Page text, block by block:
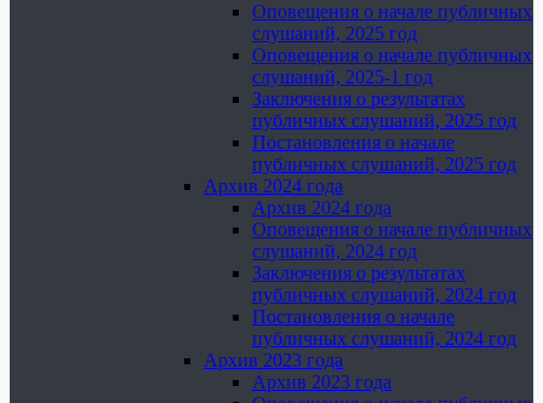
Оповещения о начале публичных
слушаний, 2025 год
Оповещения о начале публичных
слушаний, 2025-1 год
Заключения о результатах
публичных слушаний, 2025 год
Постановления о начале
публичных слушаний, 2025 год
Архив 2024 года
Архив 2024 года
Оповещения о начале публичных
слушаний, 2024 год
Заключения о результатах
публичных слушаний, 2024 год
Постановления о начале
публичных слушаний, 2024 год
Архив 2023 года
Архив 2023 года